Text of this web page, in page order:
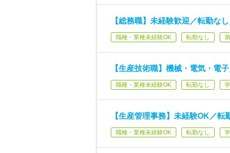
【総務職】未経験歓迎／転勤な
職種・業種未経験OK 転勤なし
【生産技術職】機械・電気・電
職種・業種未経験OK 転勤なし
【生産管理事務】未経験OK／転
職種・業種未経験OK 転勤なし